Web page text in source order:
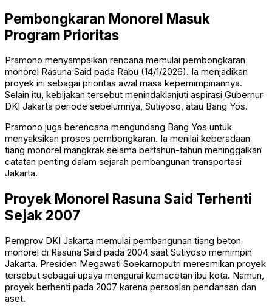
Pembongkaran Monorel Masuk
Program Prioritas
Pramono menyampaikan rencana memulai pembongkaran
monorel Rasuna Said pada Rabu (14/1/2026). Ia menjadikan
proyek ini sebagai prioritas awal masa kepemimpinannya.
Selain itu, kebijakan tersebut menindaklanjuti aspirasi Gubernur
DKI Jakarta periode sebelumnya, Sutiyoso, atau Bang Yos.
Pramono juga berencana mengundang Bang Yos untuk
menyaksikan proses pembongkaran. Ia menilai keberadaan
tiang monorel mangkrak selama bertahun-tahun meninggalkan
catatan penting dalam sejarah pembangunan transportasi
Jakarta.
Proyek Monorel Rasuna Said Terhenti
Sejak 2007
Pemprov DKI Jakarta memulai pembangunan tiang beton
monorel di Rasuna Said pada 2004 saat Sutiyoso memimpin
Jakarta. Presiden Megawati Soekarnoputri meresmikan proyek
tersebut sebagai upaya mengurai kemacetan ibu kota. Namun,
proyek berhenti pada 2007 karena persoalan pendanaan dan
aset.